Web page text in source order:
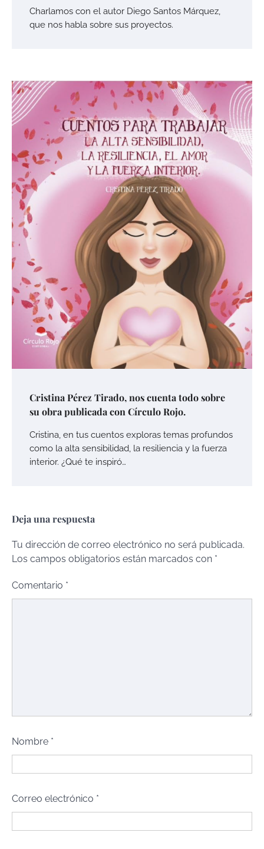
Charlamos con el autor Diego Santos Márquez,
que nos habla sobre sus proyectos.
Cristina Pérez Tirado, nos cuenta todo sobre
su obra publicada con Círculo Rojo.
Cristina, en tus cuentos exploras temas profundos
como la alta sensibilidad, la resiliencia y la fuerza
interior. ¿Qué te inspiró…
Deja una respuesta
Tu dirección de correo electrónico no será publicada.
Los campos obligatorios están marcados con *
Comentario *
Nombre *
Correo electrónico *